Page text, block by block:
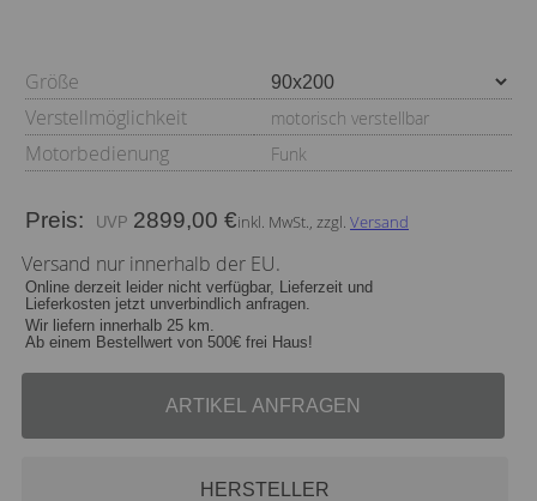
Größe
Verstellmöglichkeit
motorisch verstellbar
Motorbedienung Funk
Preis: 2899,00 €inkl. MwSt., zzgl. Versand
Versand nur innerhalb der EU.
Online derzeit leider nicht verfügbar, Lieferzeit und
Lieferkosten jetzt unverbindlich anfragen.
Wir liefern innerhalb 25 km.
Ab einem Bestellwert von 500€ frei Haus!
ARTIKEL ANFRAGEN
HERSTELLER